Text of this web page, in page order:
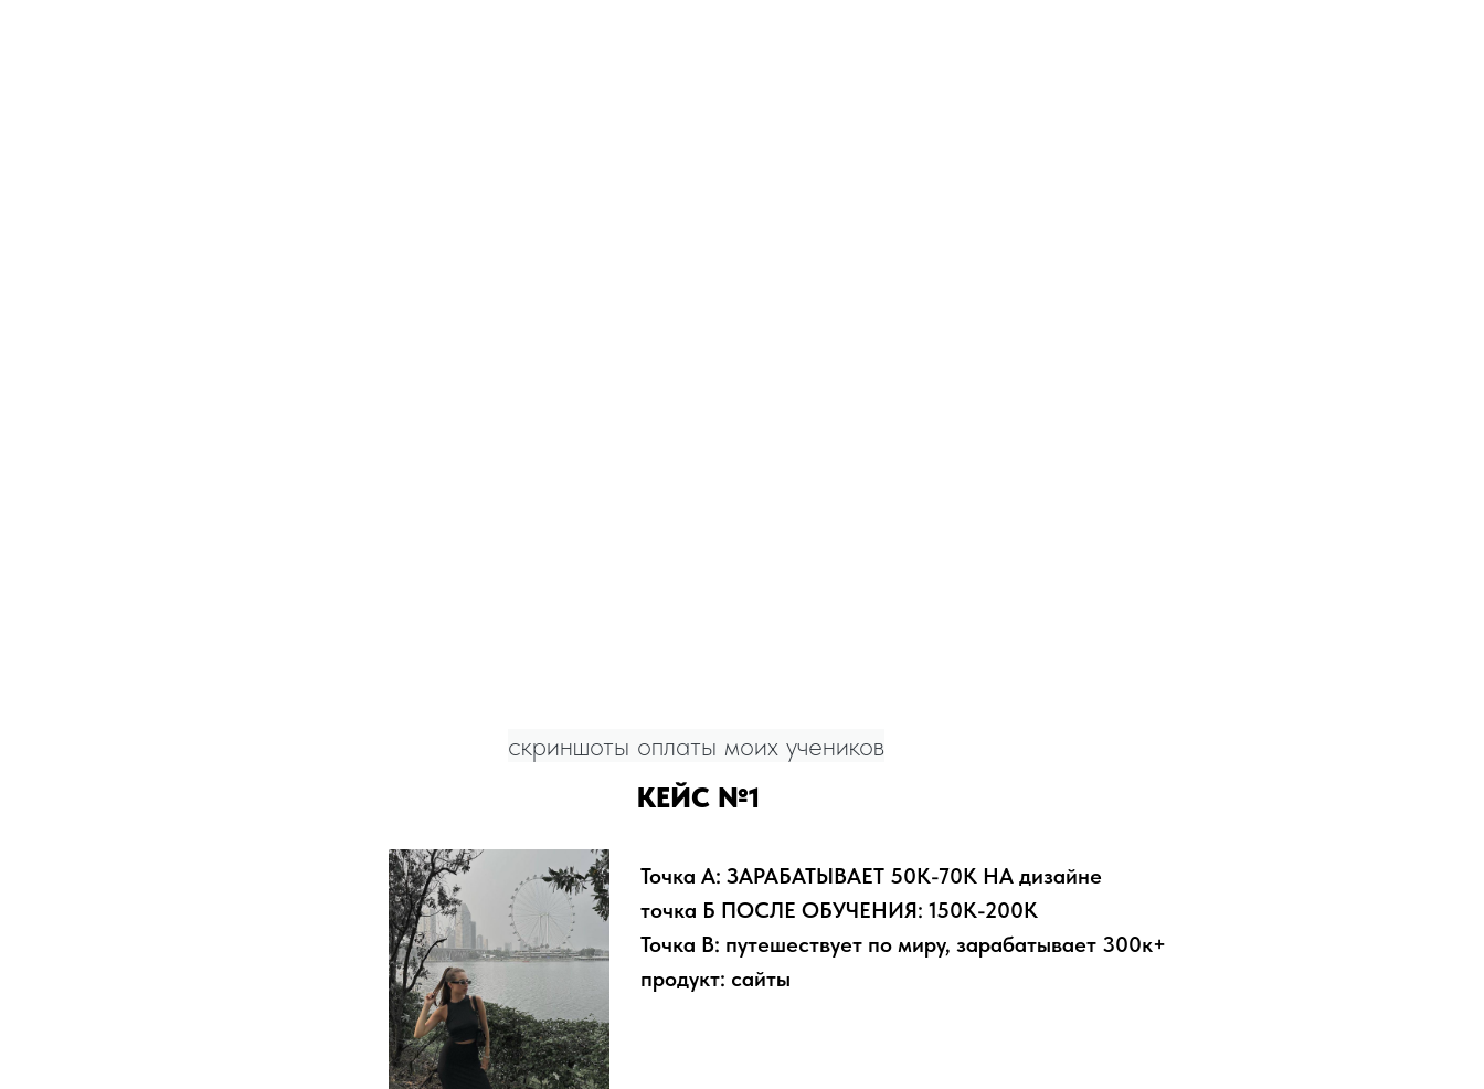
скриншоты оплаты моих учеников
КЕЙС №1
Точка А: ЗАРАБАТЫВАЕТ 50К-70К НА дизайне
точка Б ПОСЛЕ ОБУЧЕНИЯ: 150К-200К
Точка В: путешествует по миру, зарабатывает 300к+
продукт: сайты